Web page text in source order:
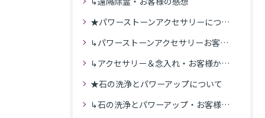
★パワーストーンアクセサリーについて
↳パワーストーンアクセサリーお客様の発送商品一覧
↳アクセサリー＆念入れ・お客様からの感想
★石の洗浄とパワーアップについて
↳石の洗浄とパワーアップ・お客様の感想